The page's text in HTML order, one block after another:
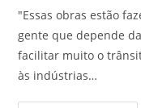
"Essas obras estão
gente que depende
facilitar muito o
às indústrias…